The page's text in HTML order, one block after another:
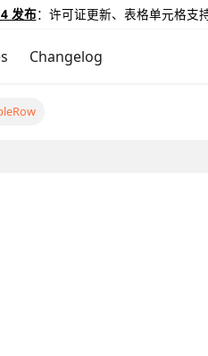
发布：许可证更新、表格单元格支
Changelog